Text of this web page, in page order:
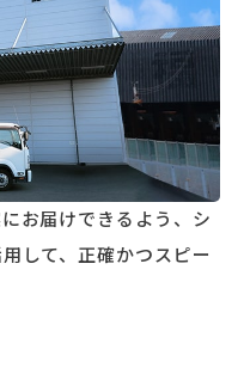
お届けできるよう、シ
して、正確かつスピー